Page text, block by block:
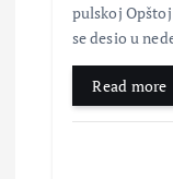
pulskoj
se desio u
Read more